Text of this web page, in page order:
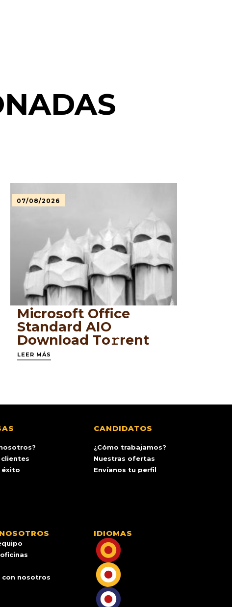
07/08/2026
Microsoft Office
Standard AIO
Dоwnlоad Tо𝚛rеnt
LEER MÁS
éxito
CANDIDATOS
¿Cómo trabajamos?
Nuestras ofertas
Envíanos tu perfil
con nosotros
IDIOMAS